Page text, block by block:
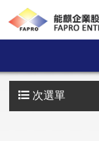
次選單